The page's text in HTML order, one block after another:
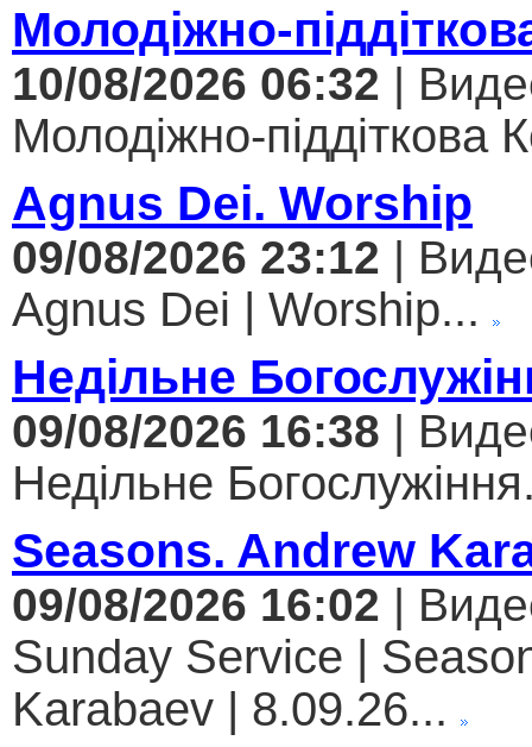
Молодіжно-
10/08/2026 06:32 |
Молодіжно-піддіткова
Agnus Dei. Worship
09/08/2026 23:12 |
Agnus Dei | Worship...
Недільне
09/08/2026 16:38 |
Недільне
Seasons. Andrew
09/08/2026 16:02 |
Sunday Service |
Karabaev | 8.09.26...